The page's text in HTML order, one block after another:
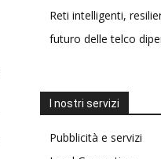
Reti intelligenti,
futuro delle telco
I nostri servizi
Pubblicità e servizi